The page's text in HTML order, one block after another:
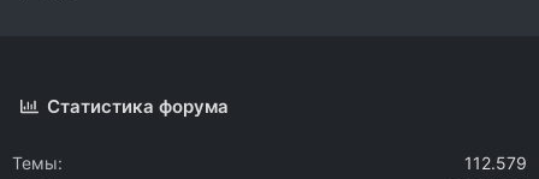
Статистика форума
Темы
112.579